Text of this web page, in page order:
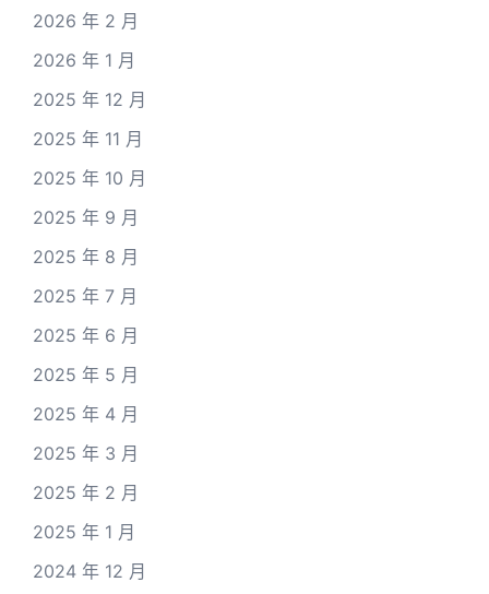
2026 年 2 月
2026 年 1 月
2025 年 12 月
2025 年 11 月
2025 年 10 月
2025 年 9 月
2025 年 8 月
2025 年 7 月
2025 年 6 月
2025 年 5 月
2025 年 4 月
2025 年 3 月
2025 年 2 月
2025 年 1 月
2024 年 12 月